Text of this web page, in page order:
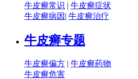
牛皮癣常识 | 牛皮癣症状
牛皮癣病因 | 牛皮癣治疗
牛皮癣专题
牛皮癣偏方 | 牛皮癣药物
牛皮癣危害